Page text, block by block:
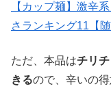
【カップ麺】激辛
さランキング11【
ただ、本品はチリ
きるので、辛いの